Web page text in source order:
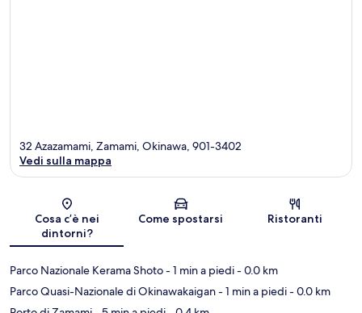
Mappa
32 Azazamami, Zamami, Okinawa, 901-3402
Vedi sulla mappa
Cosa c’è nei
dintorni?
Come spostarsi Ristoranti
Parco Nazionale Kerama Shoto- 1 min a piedi- 0.0 km
Parco Quasi-Nazionale di Okinawakaigan- 1 min a piedi- 0.0 km